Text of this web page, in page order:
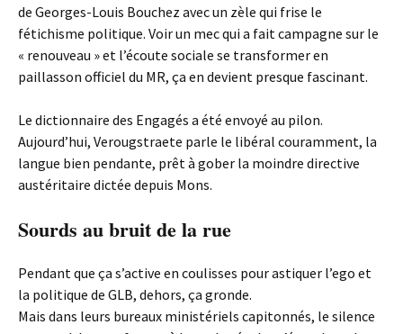
de Georges-Louis Bouchez avec un zèle qui frise le
fétichisme politique. Voir un mec qui a fait campagne sur le
« renouveau » et l’écoute sociale se transformer en
paillasson officiel du MR, ça en devient presque fascinant.
Le dictionnaire des Engagés a été envoyé au pilon.
Aujourd’hui, Verougstraete parle le libéral couramment, la
langue bien pendante, prêt à gober la moindre directive
austéritaire dictée depuis Mons.
Sourds au bruit de la rue
Pendant que ça s’active en coulisses pour astiquer l’ego et
la politique de GLB, dehors, ça gronde.
Mais dans leurs bureaux ministériels capitonnés, le silence